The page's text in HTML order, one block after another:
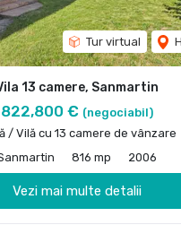
Tur virtual
13 camere, Sanmartin
822,800 € (negociabil)
/ Vilă cu 13 camere de vânzare
816 mp 2006
Vezi mai multe detalii